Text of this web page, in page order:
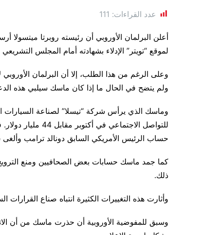
عدد القراءات: 111
أعلن البرلمان الأوروبي أن رئيسته روبرتا
لموقع “تويتر” الإدلاء بشهادته أمام المجلس التشريعي
وعلى الرغم من هذا الطلب، إلا أن البرلمان الأوروبي
ولم يتضح في الحال ما إذا كان ماسك سيلبي هذه
وماسك الذي يرأس شركة “تيسلا” لصناعة السيارات
للتواصل
حساب الرئيس الأمريكي السابق دونالد ترامب
كما جمد ماسك حسابات بعض الصحافيين ومنع
ذلك.
وأثارت هذه التغييرات الكثيرة انتباه صناع
وسبق للمفوضية الأوروبية أن حذرت ماسك من أن